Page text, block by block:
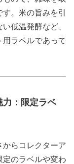
。米の旨みを引
低温発酵など、
ラベルであって
：限定ラベ
からコレクターア
定のラベルや変わ